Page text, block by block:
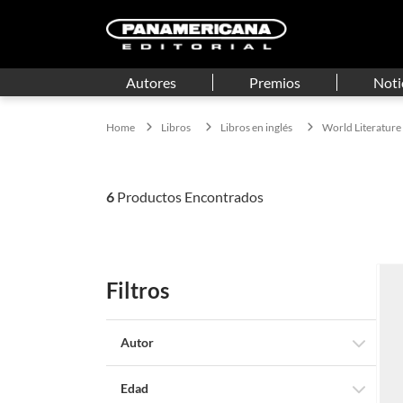
Autores Premios
Libros Libros en inglés World Literature
6
Filtros
Autor
Oscar Wilde
Edad